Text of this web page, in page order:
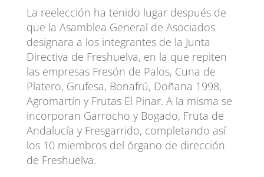
La reelección ha tenido lugar después de
que la Asamblea General de Asociados
designara a los integrantes de la Junta
Directiva de Freshuelva, en la que repiten
las empresas Fresón de Palos, Cuna de
Platero, Grufesa, Bonafrú, Doñana 1998,
Agromartín y Frutas El Pinar. A la misma se
incorporan Garrocho y Bogado, Fruta de
Andalucía y Fresgarrido, completando así
los 10 miembros del órgano de dirección
de Freshuelva.